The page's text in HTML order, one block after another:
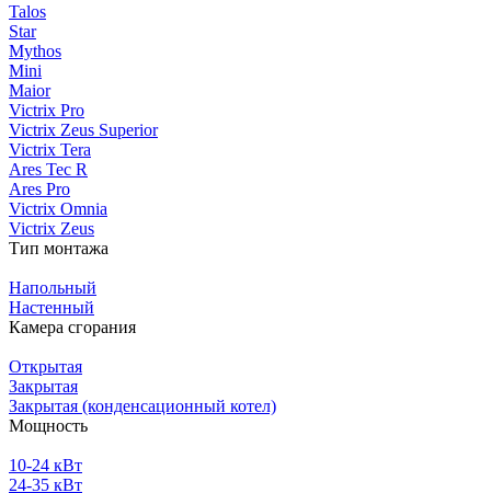
Talos
Star
Mythos
Mini
Maior
Victrix Pro
Victrix Zeus Superior
Victrix Tera
Ares Tec R
Ares Pro
Victrix Omnia
Victrix Zeus
Тип монтажа
Напольный
Настенный
Камера сгорания
Открытая
Закрытая
Закрытая (конденсационный котел)
Мощность
10-24 кВт
24-35 кВт